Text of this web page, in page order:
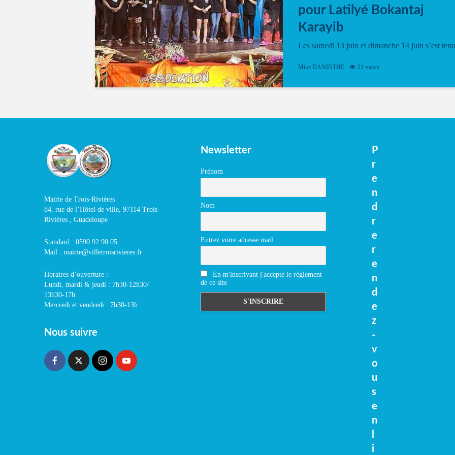
pour Latilyé Bokantaj
Karayib
Les samedi 13 juin et dimanche 14 juin s’est tenu
vibrant à Pierrot Narouman, organisé par
spectacle de fin d’année, présenté à la salle...
Mike DANINTHE 21 views
Mairie de Trois-Rivières
84, rue de l’Hôtel de ville, 97114 Trois-
Rivières , Guadeloupe
Standard : 0590 92 90 05
Mail : mairie@villetroisrivieres.fr
Horaires d’ouverture :
Lundi, mardi & jeudi : 7h30-12h30/
13h30-17h
Mercredi et vendredi : 7h30-13h
Nous suivre
Newsletter
Prénom
Nom
Entrez votre adresse mail
En m'inscrivant j'accepte le réglement
de ce site
P
r
e
n
d
r
e
r
e
n
d
e
z
-
v
o
u
s
e
n
i